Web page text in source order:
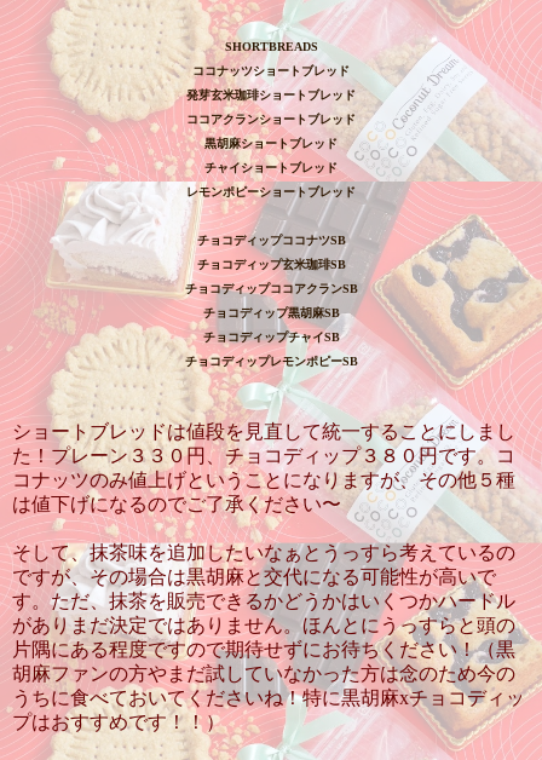
SHORTBREADS
ココナッツショートブレッド
発芽玄米珈琲ショートブレッド
ココアクランショートブレッド
黒胡麻ショートブレッド
チャイショートブレッド
レモンポピーショートブレッド
チョコディップココナツSB
チョコディップ玄米珈琲SB
チョコディップココアクランSB
チョコディップ黒胡麻SB
チョコディップチャイSB
チョコディップレモンポピーSB
ショートブレッドは値段を見直して統一することにしまし
た！プレーン３３０円、チョコディップ３８０円です。コ
コナッツのみ値上げということになりますが、その他５種
は値下げになるのでご了承ください〜
そして、抹茶味を追加したいなぁとうっすら考えているの
ですが、その場合は黒胡麻と交代になる可能性が高いで
す。ただ、抹茶を販売できるかどうかはいくつかハードル
がありまだ決定ではありません。ほんとにうっすらと頭の
片隅にある程度ですので期待せずにお待ちください！（黒
胡麻ファンの方やまだ試していなかった方は念のため今の
うちに食べておいてくださいね！特に黒胡麻xチョコディッ
プはおすすめです！！）